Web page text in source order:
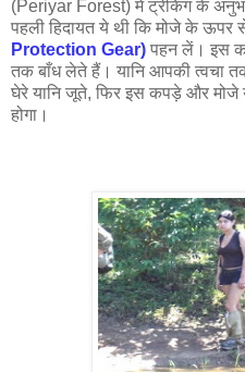
(Periyar Forest) में ट्रेकिंग के
पहली हिदायत ये थी कि मोजे के ऊपर
Protection Gear) पहन लें। इस
तक बाँध लेते हैं। यानि आपकी त्वचा
घेरे यानि जूते, फिर इस कपड़े और मोजे
होगा।